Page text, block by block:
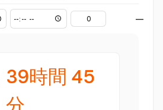
—
39時間 45
分